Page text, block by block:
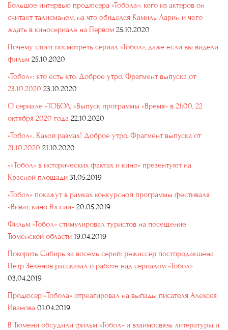
Большое интервью продюсера «Тобола»: кого из актеров он
считает талисманом, на что обиделся Камиль Ларин и чего
ждать в киносериале на Первом 25.10.2020
Почему стоит посмотреть сериал «Тобол», даже если вы видели
фильм 25.10.2020
«Тобол»: кто есть кто. Доброе утро. Фрагмент выпуска от
23.10.2020 23.10.2020
О сериале «ТОБОЛ, «Выпуск программы «Время» в 21:00, 22
октября 2020 года 22.10.2020
«Тобол». Какой размах! Доброе утро. Фрагмент выпуска от
21.10.2020 21.10.2020
«»Тобол» в исторических фактах и кино» презентуют на
Красной площади 31.05.2019
«Тобол» покажут в рамках конкурсной программы фестиваля
«Виват, кино России» 20.05.2019
Фильм «Тобол» стимулировал туристов на посещение
Тюменской области 19.04.2019
Покорить Сибирь за восемь серий: режиссер постпродакшена
Петр Зеленов рассказал о работе над сериалом «Тобол»
03.04.2019
Продюсер «Тобола» отреагировал на выпады писателя Алексея
Иванова 01.04.2019
В Тюмени обсудили фильм «Тобол» и взаимосвязь литературы и